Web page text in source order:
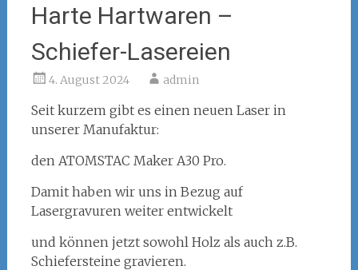
Harte Hartwaren –
Schiefer-Lasereien
4. August 2024 admin
Seit kurzem gibt es einen neuen Laser in
unserer Manufaktur:
den ATOMSTAC Maker A30 Pro.
Damit haben wir uns in Bezug auf
Lasergravuren weiter entwickelt
und können jetzt sowohl Holz als auch z.B.
Schiefersteine gravieren.